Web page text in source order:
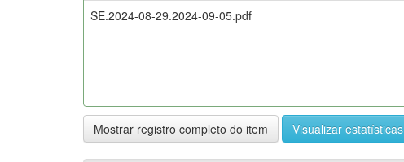
SE.2024-08-29.2024-09-05.pdf
Mostrar registro completo do item Visualizar estatísticas